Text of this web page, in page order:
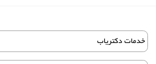
خدمات دکتریاب